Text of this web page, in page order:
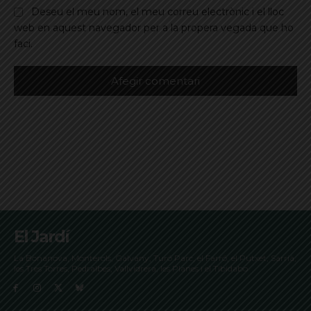
Deseu el meu nom, el meu correu electrònic i el lloc
web en aquest navegador per a la propera vegada que ho
faci.
El Jardí
La Bonanova, Monterols, Galvany, Turó Parc, el Farró, el Putxet, Sarrià,
les Tres Torres, Pedralbes, Vallvidrera, les Planes i el Tibidabo